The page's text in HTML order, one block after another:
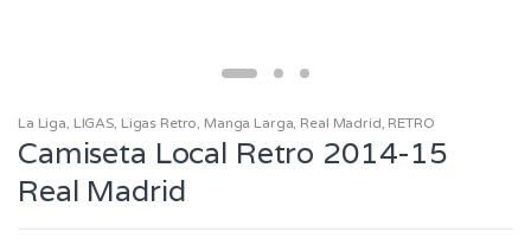
La Liga, LIGAS, Ligas Retro, Manga Larga, Real Madrid, RETRO
Camiseta Local Retro 2014-15
Real Madrid